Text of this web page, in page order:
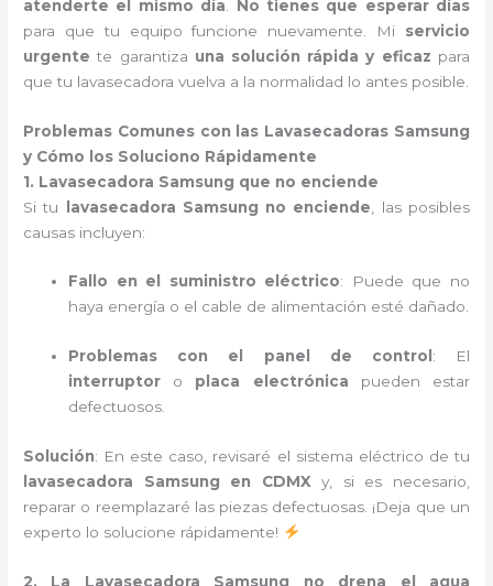
atenderte el mismo día
No tienes que esperar días
para que tu equipo funcione nuevamente. Mi servicio
urgente te garantiza una solución rápida y eficaz para
que tu lavasecadora vuelva a la normalidad lo antes posible.
Problemas Comunes con las Lavasecadoras Samsung
y Cómo los Soluciono Rápidamente
1. Lavasecadora Samsung que no enciende
Si tu lavasecadora Samsung no enciende , las posibles
causas incluyen:
Fallo en el suministro eléctrico: Puede que no
haya energía o el cable de alimentación esté dañado.
Problemas con el panel de control : El
interruptor o placa electrónica pueden estar
defectuosos.
Solución: En este caso, revisaré el sistema eléctrico de tu
lavasecadora Samsung en CDMX y, si es necesario,
reparar o reemplazaré las piezas defectuosas. ¡Deja que un
experto lo solucione rápidamente!
2. La Lavasecadora Samsung no drena el agua